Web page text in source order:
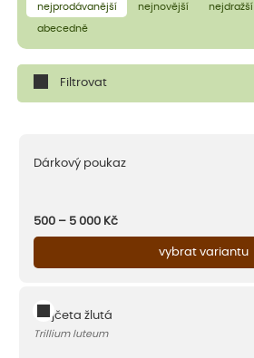
nejprodávanější nejnovější nejdražší
abecedně
Filtrovat
Dárkový poukaz
500 – 5 000 Kč
vybrat variantu
Trojčeta žlutá
Trillium luteum